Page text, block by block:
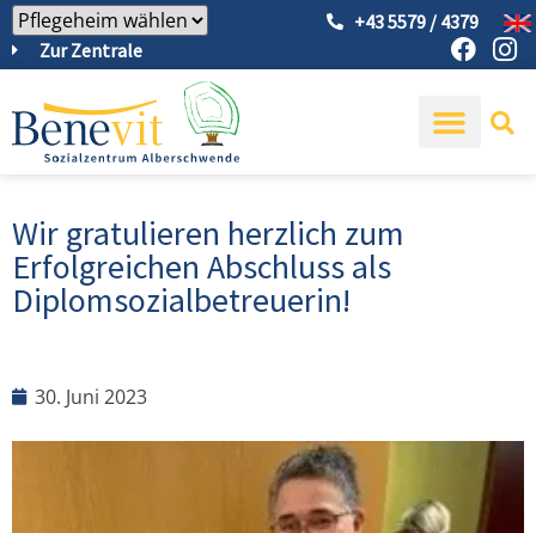
Zur Zentrale
+43 5579 / 4379
Wir gratulieren herzlich zum
Erfolgreichen Abschluss als
Diplomsozialbetreuerin!
30. Juni 2023